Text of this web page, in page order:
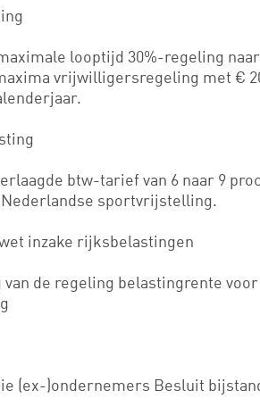
looptijd 30%-regeling
vrijwilligersregeling met €
btw-tarief van 6 naar 9
sportvrijstelling.
inzake rijksbelastingen
van de regeling belastingrente
(ex-)ondernemers Besluit